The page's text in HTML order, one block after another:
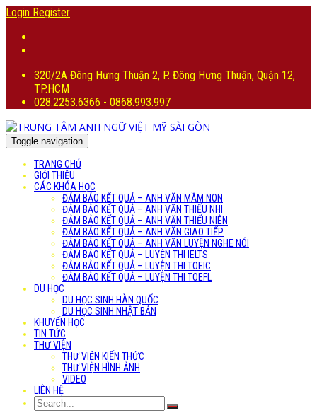
Login Register
320/2A Đông Hưng Thuận 2, P. Đông Hưng Thuận, Quận 12,
TP.HCM
028.2253.6366 - 0868.993.997
Toggle navigation
TRANG CHỦ
GIỚI THIỆU
CÁC KHÓA HỌC
ĐẢM BẢO KẾT QUẢ – ANH VĂN MẦM NON
ĐẢM BẢO KẾT QUẢ – ANH VĂN THIẾU NHI
ĐẢM BẢO KẾT QUẢ – ANH VĂN THIẾU NIÊN
ĐẢM BẢO KẾT QUẢ – ANH VĂN GIAO TIẾP
ĐẢM BẢO KẾT QUẢ – ANH VĂN LUYỆN NGHE NÓI
ĐẢM BẢO KẾT QUẢ – LUYỆN THI IELTS
ĐẢM BẢO KẾT QUẢ – LUYỆN THI TOEIC
ĐẢM BẢO KẾT QUẢ – LUYỆN THI TOEFL
DU HỌC
DU HỌC SINH HÀN QUỐC
DU HỌC SINH NHẬT BẢN
KHUYẾN HỌC
TIN TỨC
THƯ VIỆN
THƯ VIỆN KIẾN THỨC
THƯ VIỆN HÌNH ẢNH
VIDEO
LIÊN HỆ